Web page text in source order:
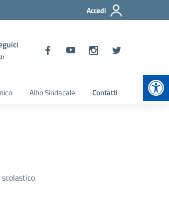
Accedi
Albo Sindacale Contatti